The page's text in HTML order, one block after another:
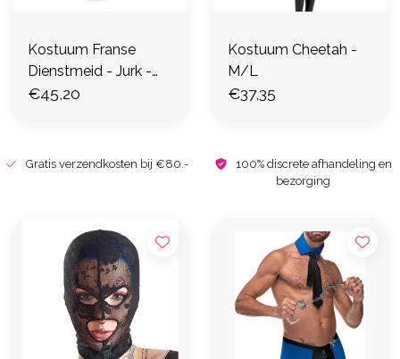
Kostuum Franse
Dienstmeid - Jurk -
S/M - Zwart/Wit
€45,20
Kostuum Cheetah -
M/L
€37,35
Gratis verzendkosten bij €80.-
100% discrete afhandeling en
bezorging